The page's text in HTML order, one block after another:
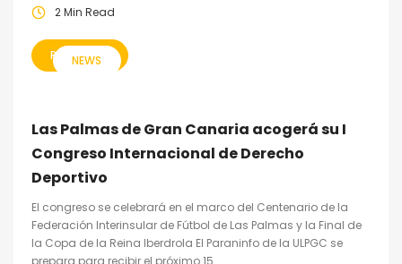
2 Min Read
READ MORE
NEWS
Las Palmas de Gran Canaria acogerá su I
Congreso Internacional de Derecho
Deportivo
El congreso se celebrará en el marco del Centenario de la
Federación Interinsular de Fútbol de Las Palmas y la Final de
la Copa de la Reina Iberdrola El Paraninfo de la ULPGC se
prepara para recibir el próximo 15...